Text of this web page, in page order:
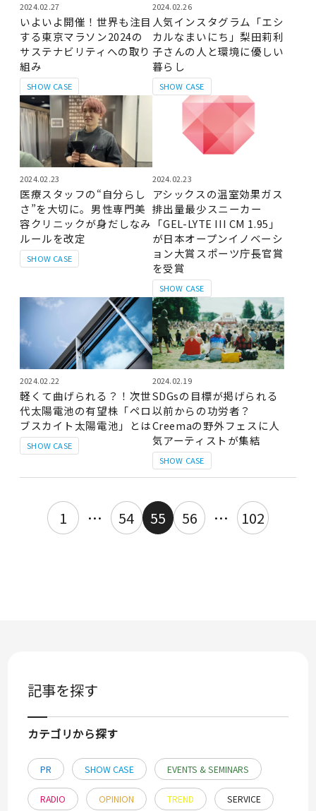
SHOW CASE
2024.02.27
いよいよ開催！世界も注目
する東京マラソン2024の
サステナビリティへの取り
組み
SHOW CASE
2024.02.26
人気インスタグラム「エシ
カルなまいにち」梨田莉利
子さんの人と環境に優しい
暮らし
SHOW CASE
2024.02.23
医療スタッフの“自分らし
さ”を大切に。男性専門美
容クリニックが身だしなみ
ルールを改定
SHOW CASE
2024.02.23
アシックスの温室効果ガス
排出量最少スニーカー
「GEL-LYTE III CM 1.95」
が日本オープンイノベーシ
ョン大賞スポーツ庁長官賞
を受賞
SHOW CASE
2024.02.22
軽くて曲げられる？！次世
代太陽電池の有望株「ペロ
ブスカイト太陽電池」とは
SHOW CASE
2024.02.19
SDGsの目標が掲げられる
以前からの功労者？
Creemaの野外フェスに人
気アーティストが集結
1 … 54 55 56 … 102
記事を探す
カテゴリから探す
PR SHOW CASE EVENTS & SEMINARS
RADIO OPINION TREND SERVICE